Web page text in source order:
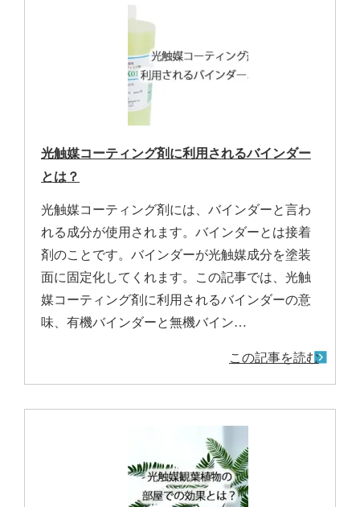
光触媒コーティング剤に利用されるバインダー
とは？
光触媒コーティング剤には、バインダーと言わ
れる成分が使用されます。バインダーとは接着
剤のことです。バインダーが光触媒成分を塗装
面に固定化してくれます。この記事では、光触
媒コーティング剤に利用されるバインダーの意
味、有機バインダーと無機バイン…
この記事を読む